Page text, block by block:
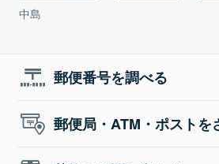
中島
郵便番号を調べる
郵便局・ATM・ポストを